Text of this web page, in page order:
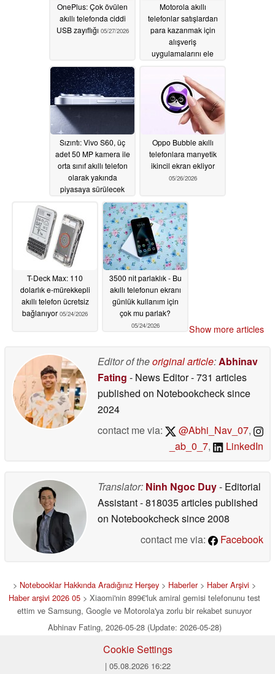
OnePlus: Çok övülen
akıllı telefonda ciddi
USB zayıflığı 05/27/2026
Motorola akıllı
telefonlar satışlardan
para kazanmak için
alışveriş
uygulamalarını ele
Sızıntı: Vivo S60, üç
adet 50 MP kamera ile
orta sınıf akıllı telefon
olarak yakında
piyasaya sürülecek
05/27/2026
Oppo Bubble akıllı
telefonlara manyetik
ikincil ekran ekliyor
05/26/2026
T-Deck Max: 110
dolarlık e-mürekkepli
akıllı telefon ücretsiz
bağlanıyor 05/24/2026
3500 nit parlaklık - Bu
akıllı telefonun ekranı
günlük kullanım için
çok mu parlak?
05/24/2026 Show more articles
Editor of theoriginal article:Abhinav
Fating - News Editor- 731 articles
published on Notebookchecksince
2024
contact me via:
@Abhi_Nav_07,
_ab_0_7, LinkedIn
Translator: Ninh Ngoc Duy- Editorial
Assistant- 818035 articles published
on Notebookchecksince 2008
contact me via:
Facebook
> Notebooklar Hakkında Aradığınız Herşey > Haberler> Haber Arşivi >
Haber arşivi 2026 05 > Xiaomi'nin 899€'luk amiral gemisi telefonunu test
ettim ve Samsung, Google ve Motorola'ya zorlu bir rekabet sunuyor
Abhinav Fating, 2026-05-28 (Update: 2026-05-28)
Cookie Settings
| 05.08.2026 16:22